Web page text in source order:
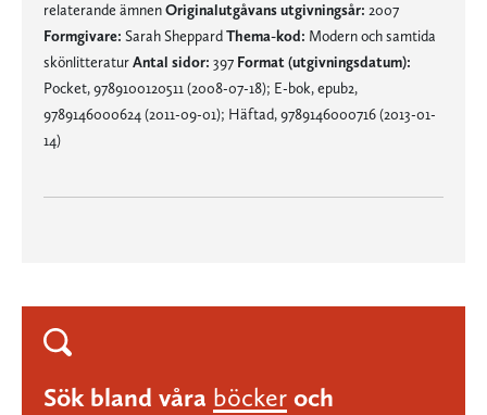
relaterande ämnenOriginalutgåvans utgivningsår: 2007
Formgivare: Sarah SheppardThema-kod: Modern och samtida
skönlitteraturAntal sidor: 397 Format (utgivningsdatum):
Pocket, 9789100120511 (2008-07-18); E-bok, epub2,
9789146000624 (2011-09-01); Häftad, 9789146000716 (2013-01-
14)
Sök bland våra böcker och